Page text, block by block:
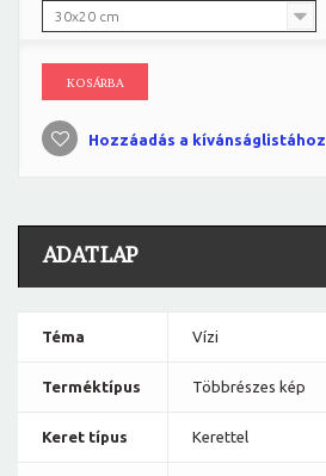
30x20 cm
KOSÁRBA
Hozzáadás a kívánságlistához
ADATLAP
Téma Vízi
Terméktípus Többrészes kép
Keret típus Kerettel